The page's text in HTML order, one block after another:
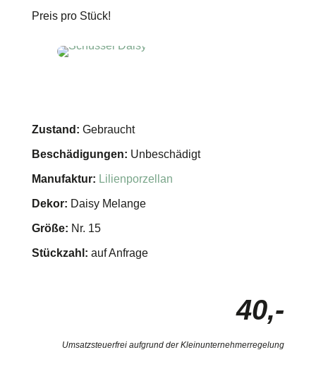
Preis pro Stück!
Zustand: Gebraucht
Beschädigungen: Unbeschädigt
Manufaktur: Lilienporzellan
Dekor: Daisy Melange
Größe: Nr. 15
Stückzahl: auf Anfrage
40,-
Umsatzsteuerfrei aufgrund der Kleinunternehmerregelung